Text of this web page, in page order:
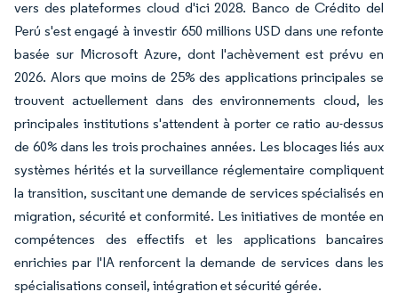
vers des plateformes cloud d'ici 2028. Banco de Crédito del
Perú s'est engagé à investir 650 millions USD dans une refonte
basée sur Microsoft Azure, dont l'achèvement est prévu en
2026. Alors que moins de 25% des applications principales se
trouvent actuellement dans des environnements cloud, les
principales institutions s'attendent à porter ce ratio au-dessus
de 60% dans les trois prochaines années. Les blocages liés aux
systèmes hérités et la surveillance réglementaire compliquent
la transition, suscitant une demande de services spécialisés en
migration, sécurité et conformité. Les initiatives de montée en
compétences des effectifs et les applications bancaires
enrichies par l'IA renforcent la demande de services dans les
spécialisations conseil, intégration et sécurité gérée.